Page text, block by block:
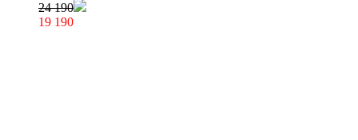
24 190
19 190